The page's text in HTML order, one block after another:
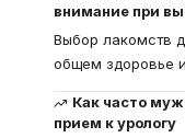
внимание при
Выбор лакомств
общем здоровье и
Как часто
прием к урологу